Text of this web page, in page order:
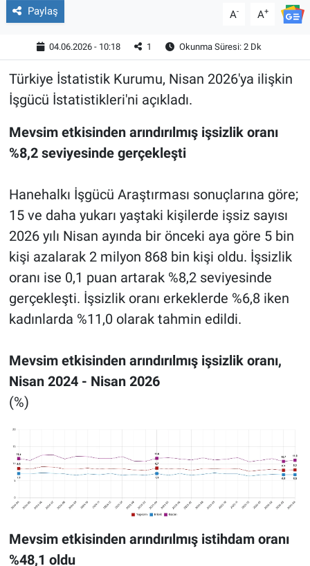
Paylaş A- A+
04.06.2026 - 10:18 1 Okunma Süresi: 2 Dk
Türkiye İstatistik Kurumu, Nisan 2026'ya ilişkin
İşgücü İstatistikleri'ni açıkladı.
Mevsim etkisinden arındırılmış işsizlik oranı
%8,2 seviyesinde gerçekleşti
Hanehalkı İşgücü Araştırması sonuçlarına göre;
15 ve daha yukarı yaştaki kişilerde işsiz sayısı
2026 yılı Nisan ayında bir önceki aya göre 5 bin
kişi azalarak 2 milyon 868 bin kişi oldu. İşsizlik
oranı ise 0,1 puan artarak %8,2 seviyesinde
gerçekleşti. İşsizlik oranı erkeklerde %6,8 iken
kadınlarda %11,0 olarak tahmin edildi.
Mevsim etkisinden arındırılmış işsizlik oranı,
Nisan 2024 - Nisan 2026
(%)
Mevsim etkisinden arındırılmış istihdam oranı
%48,1 oldu